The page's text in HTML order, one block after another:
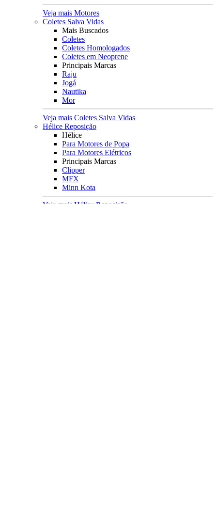
Veja mais Motores
Coletes Salva Vidas
Mais Buscados
Coletes
Coletes Homologados
Coletes em Neoprene
Principais Marcas
Raju
Jogá
Nautika
Mor
Veja mais Coletes Salva Vidas
Hélice Reposição
Hélice
Para Motores de Popa
Para Motores Elétricos
Principais Marcas
Clipper
MFX
Minn Kota
Veja mais Hélice Reposição